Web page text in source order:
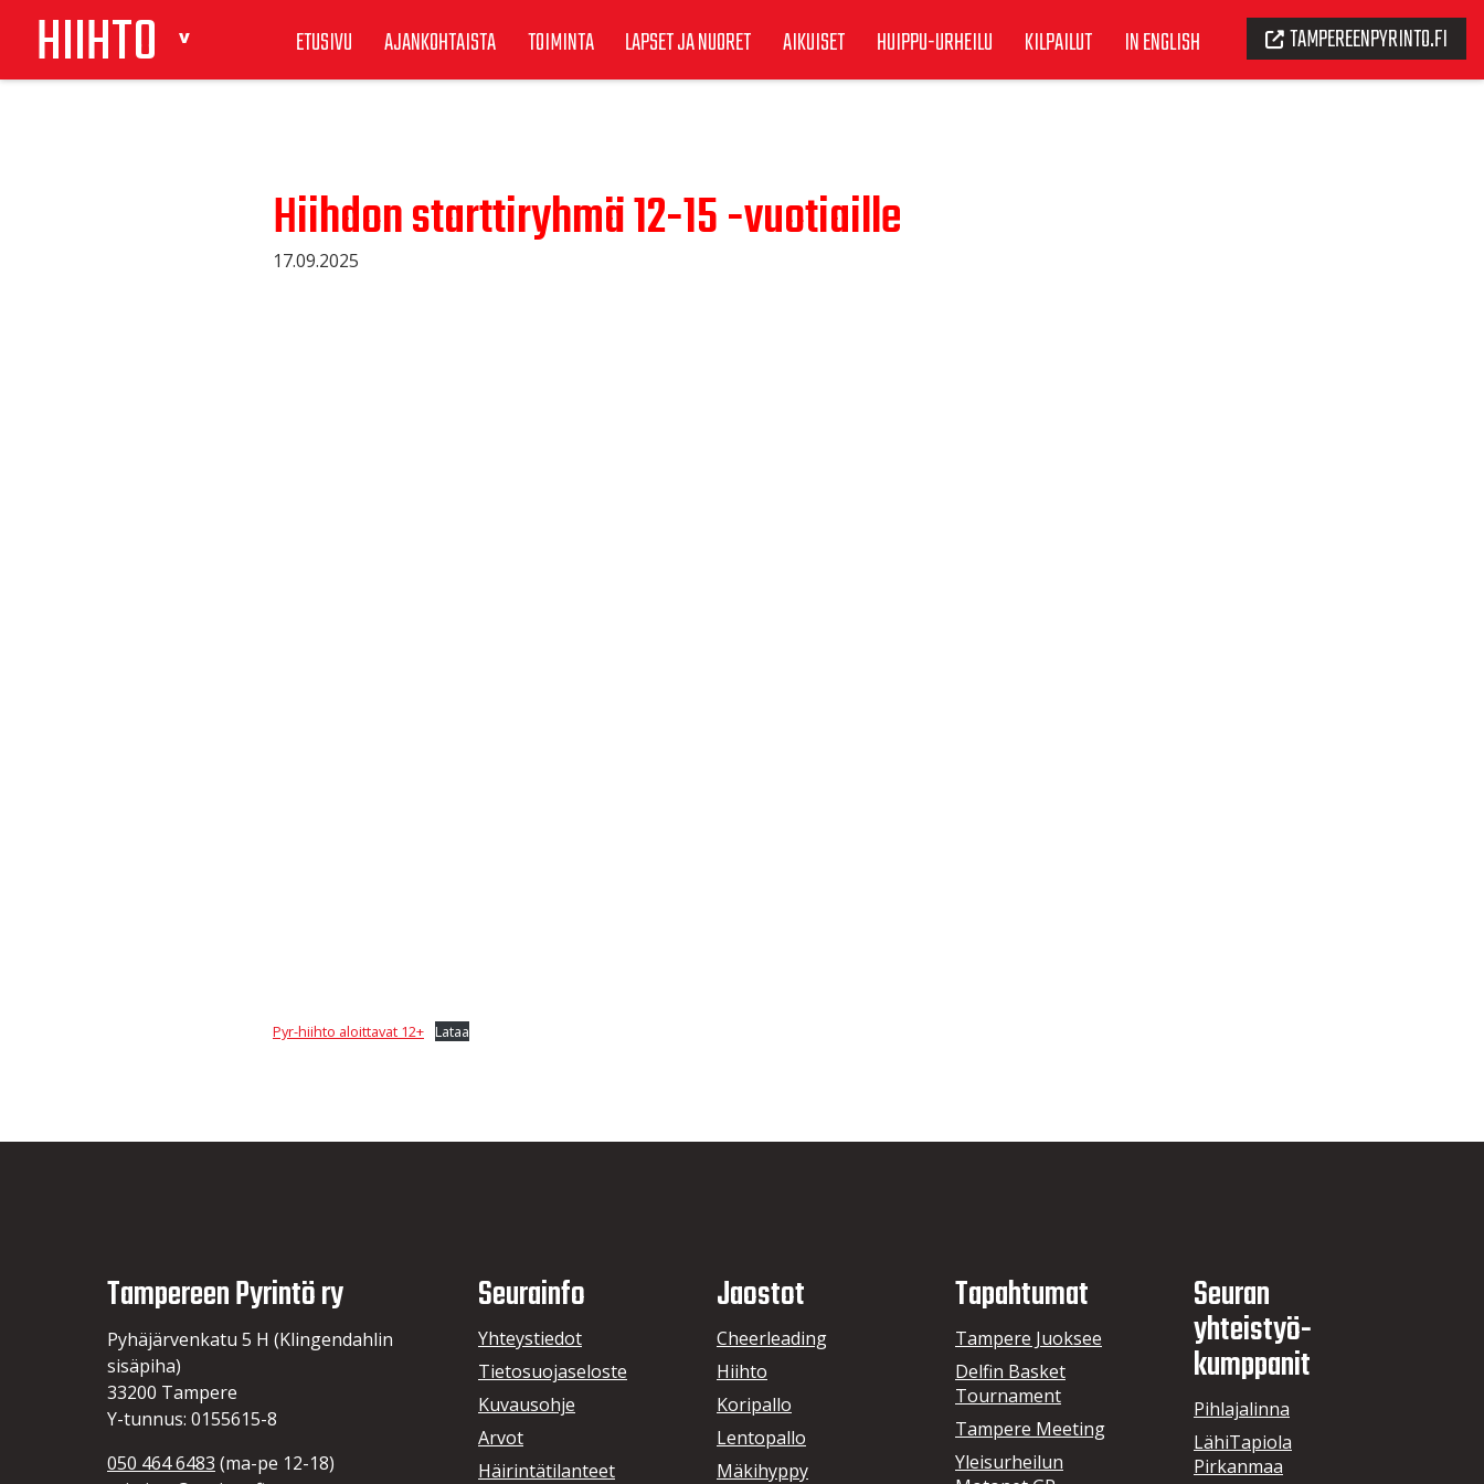
HIIHTO ETUSIVU AJANKOHTAISTA TOIMINTA LAPSET JA NUORET AIKUISET HUIPPU-URHEILU KILPAILUT IN ENGLISH TAMPEREENPYRINTO.FI
Hiihdon starttiryhmä 12-15 -vuotiaille
17.09.2025
Pyr-hiihto aloittavat 12+ Lataa
Tampereen Pyrintö ry
Pyhäjärvenkatu 5 H (Klingendahlin
sisäpiha)
33200 Tampere
Y-tunnus: 0155615-8
050 464 6483 (ma-pe 12-18)
Seurainfo
Yhteystiedot
Tietosuojaseloste
Kuvausohje
Arvot
Häirintätilanteet
Jaostot
Cheerleading
Hiihto
Koripallo
Lentopallo
Mäkihyppy
Tapahtumat
Tampere Juoksee
Delfin Basket
Tournament
Tampere Meeting
Yleisurheilun
Seuran
yhteistyö­
kumppanit
Pihlajalinna
LähiTapiola
Pirkanmaa